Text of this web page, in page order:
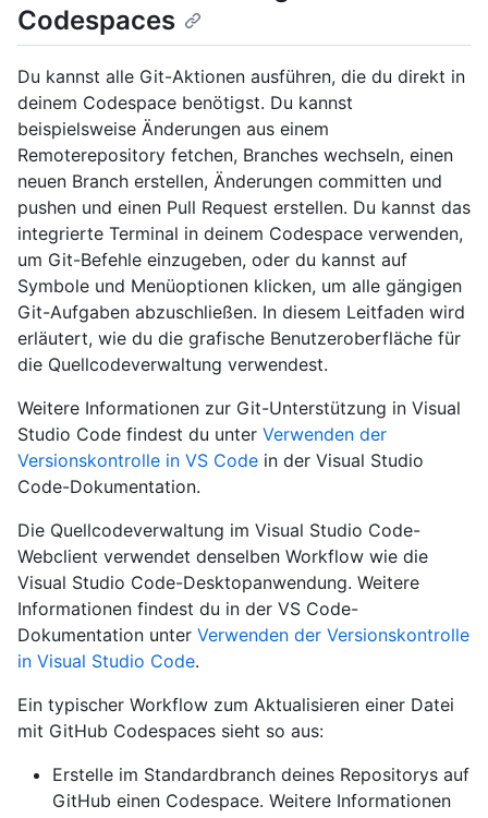
Codespaces
Du kannst alle Git-Aktionen ausführen, die du direkt in
deinem Codespace benötigst. Du kannst
beispielsweise Änderungen aus einem
Remoterepository fetchen, Branches wechseln, einen
neuen Branch erstellen, Änderungen committen und
pushen und einen Pull Request erstellen. Du kannst das
integrierte Terminal in deinem Codespace verwenden,
um Git-Befehle einzugeben, oder du kannst auf
Symbole und Menüoptionen klicken, um alle gängigen
Git-Aufgaben abzuschließen. In diesem Leitfaden wird
erläutert, wie du die grafische Benutzeroberfläche für
die Quellcodeverwaltung verwendest.
Weitere Informationen zur Git-Unterstützung in Visual
Studio Code findest du unter Verwenden der
Versionskontrolle in VS Code in der Visual Studio
Code-Dokumentation.
Die Quellcodeverwaltung im Visual Studio Code-
Webclient verwendet denselben Workflow wie die
Visual Studio Code-Desktopanwendung. Weitere
Informationen findest du in der VS Code-
Dokumentation unter Verwenden der Versionskontrolle
in Visual Studio Code.
Ein typischer Workflow zum Aktualisieren einer Datei
mit GitHub Codespaces sieht so aus:
Erstelle im Standardbranch deines Repositorys auf
GitHub einen Codespace. Weitere Informationen